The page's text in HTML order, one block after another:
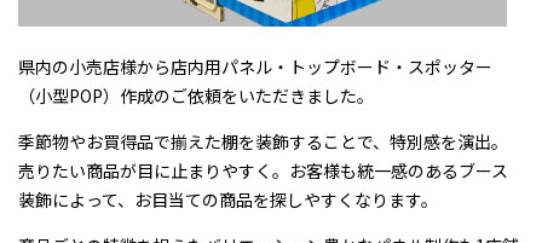
県内の小売店様から店内用パネル・トップボード・スポッター
（小型POP）作成のご依頼をいただきました。
季節物やお買得品で揃えた棚を装飾することで、特別感を演出。
売りたい商品が目に止まりやすく。お客様も統一感のあるブース
装飾によって、お目当ての商品を探しやすくなります。